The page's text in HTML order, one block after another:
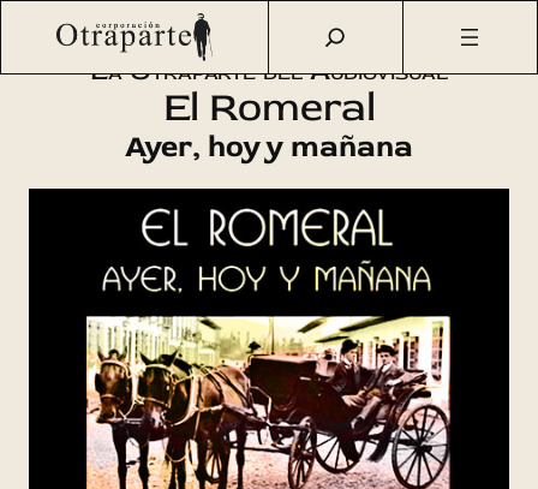
Saltar
contenido
Otraparte.org/Agenda Cultural /Cine
La Otraparte del Audiovisual
El Romeral
Ayer, hoy y mañana